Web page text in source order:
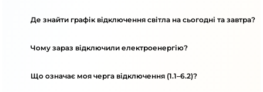
Де знайти графік відключення світла на сьогодні та завтра?
Чому зараз відключили електроенергію?
Що означає моя черга відключення (1.1–6.2)?